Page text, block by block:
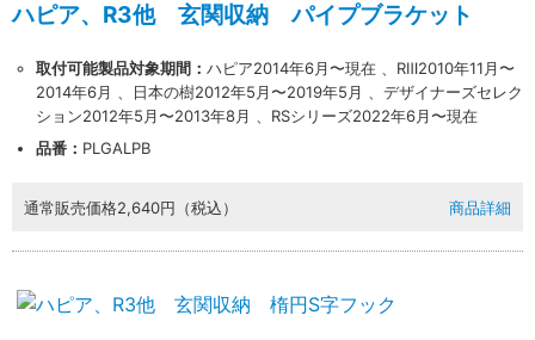
ハピア、R3他 玄関収納 パイプブラケット
取付可能製品対象期間： ハピア2014年6月〜現在 、RⅢ2010年11月〜
2014年6月 、日本の樹2012年5月〜2019年5月 、デザイナーズセレク
ション2012年5月〜2013年8月 、RSシリーズ2022年6月〜現在
品番： PLGALPB
通常販売価格2,640円（税込） 商品詳細